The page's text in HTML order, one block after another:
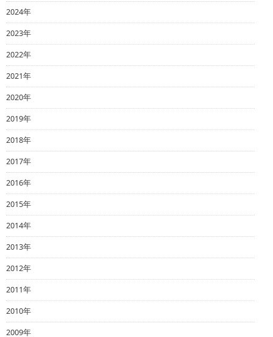
2024年
2023年
2022年
2021年
2020年
2019年
2018年
2017年
2016年
2015年
2014年
2013年
2012年
2011年
2010年
2009年